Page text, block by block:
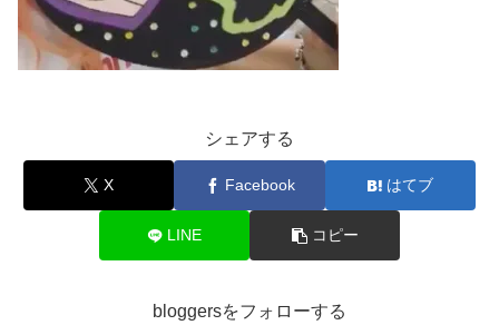
シェアする
X Facebook はてブ
LINE コピー
bloggersをフォローする